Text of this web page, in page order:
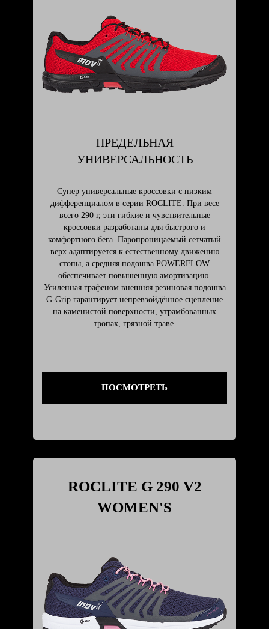
ПРЕДЕЛЬНАЯ
УНИВЕРСАЛЬНОСТЬ
Супер универсальные кроссовки с низким
дифференциалом в серии ROCLITE. При весе
всего 290 г, эти гибкие и чувствительные
кроссовки разработаны для быстрого и
комфортного бега. Паропроницаемый сетчатый
верх адаптируется к естественному движению
стопы, а средняя подошва POWERFLOW
обеспечивает повышенную амортизацию.
Усиленная графеном внешняя резиновая подошва
G-Grip гарантирует непревзойдённое сцепление
на каменистой поверхности, утрамбованных
тропах, грязной траве.
ПОСМОТРЕТЬ
ROCLITE G 290 V2
WOMEN'S